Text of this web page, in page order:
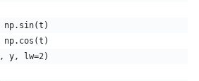
np.sin(t)
np.cos(t)
y, lw=2)